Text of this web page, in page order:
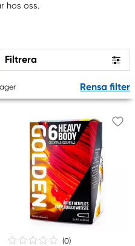
hos oss.
Filtrera
Rensa filter
(0)